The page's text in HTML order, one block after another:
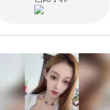
师水煮宇宙 @蒋院长讲航天
律师